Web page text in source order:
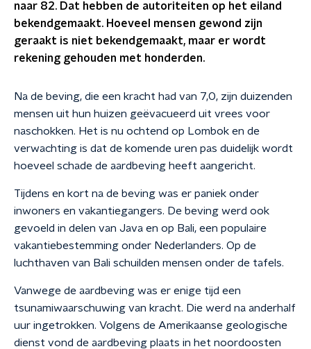
naar 82. Dat hebben de autoriteiten op het eiland
bekendgemaakt. Hoeveel mensen gewond zijn
geraakt is niet bekendgemaakt, maar er wordt
rekening gehouden met honderden.
Na de beving, die een kracht had van 7,0, zijn duizenden
mensen uit hun huizen geëvacueerd uit vrees voor
naschokken. Het is nu ochtend op Lombok en de
verwachting is dat de komende uren pas duidelijk wordt
hoeveel schade de aardbeving heeft aangericht.
Tijdens en kort na de beving was er paniek onder
inwoners en vakantiegangers. De beving werd ook
gevoeld in delen van Java en op Bali, een populaire
vakantiebestemming onder Nederlanders. Op de
luchthaven van Bali schuilden mensen onder de tafels.
Vanwege de aardbeving was er enige tijd een
tsunamiwaarschuwing van kracht. Die werd na anderhalf
uur ingetrokken. Volgens de Amerikaanse geologische
dienst vond de aardbeving plaats in het noordoosten